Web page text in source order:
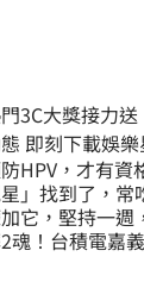
3C大獎接力送
一手掌握明星動態 即刻
HPV，才有資
」找到了，常
它，堅持一週
！台積電嘉